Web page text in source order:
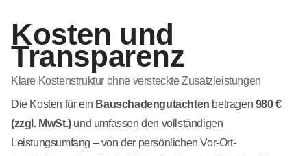
Kosten und
Transparenz
Klare Kostenstruktur ohne versteckte Zusatzleistungen
Die Kosten für ein Bauschadengutachten betragen 980 €
(zzgl. MwSt.)und umfassen den vollständigen
Leistungsumfang – von der persönlichen Vor-Ort-